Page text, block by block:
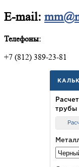
E-mail:
Телефоны:
+7 (812) 389-23-81